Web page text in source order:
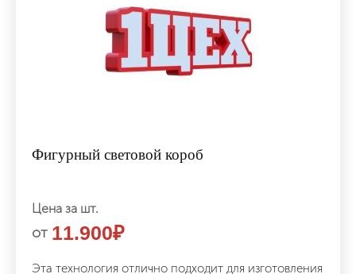
Фигурный световой короб
Цена за шт.
от 11.900₽
Эта технология отлично подходит для изготовления